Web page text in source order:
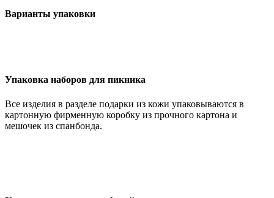
Варианты упаковки
Упаковка наборов для пикника
Все изделия в разделе подарки из кожи упаковываются в
картонную фирменную коробку из прочного картона и
мешочек из спанбонда.